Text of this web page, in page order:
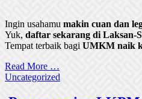
Ingin usahamu makin cuan dan
Yuk, daftar sekarang di Laksan-
Tempat terbaik bagi UMKM naik
Read More …
Uncategorized